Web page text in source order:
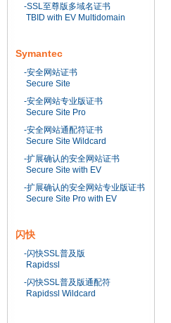
-SSL至尊版多域名证书
TBID with EV Multidomain
Symantec
-安全网站证书
Secure Site
-安全网站专业版证书
Secure Site Pro
-安全网站通配符证书
Secure Site Wildcard
-扩展确认的安全网站证书
Secure Site with EV
-扩展确认的安全网站专业版证书
Secure Site Pro with EV
闪快
-闪快SSL普及版
Rapidssl
-闪快SSL普及版通配符
Rapidssl Wildcard